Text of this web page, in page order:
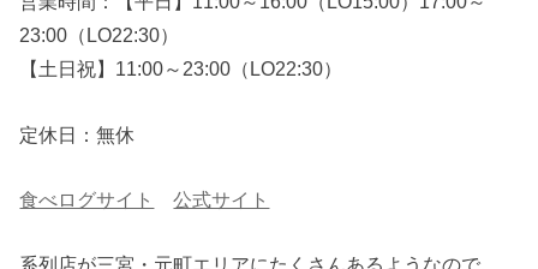
23:00（LO22:30）
【土日祝】11:00～23:00（LO22:30）
定休日：無休
食べログサイト 公式サイト
系列店が三宮・元町エリアにたくさんあるようなので、